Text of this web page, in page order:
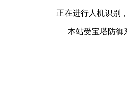
正在进行人机识别
本站受宝塔防御